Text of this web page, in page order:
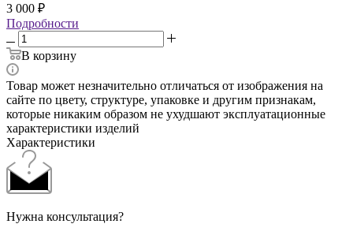
3 000 ₽
Подробности
В корзину
Товар может незначительно отличаться от изображения на
сайте по цвету, структуре, упаковке и другим признакам,
которые никаким образом не ухудшают эксплуатационные
характеристики изделий
Характеристики
Нужна консультация?